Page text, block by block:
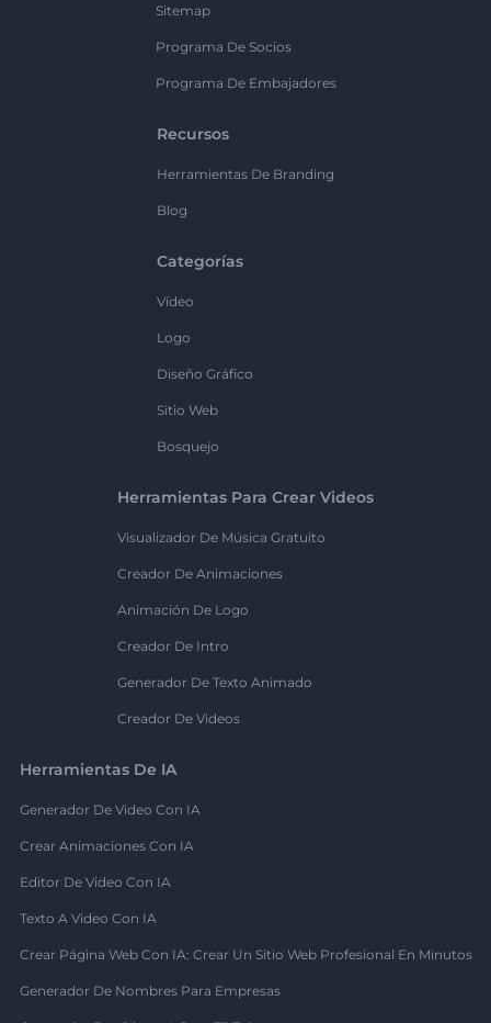
Sitemap
Programa De Socios
Programa De Embajadores
Recursos
Herramientas De Branding
Blog
Categorías
Vídeo
Logo
Diseño Gráfico
Sitio Web
Bosquejo
Herramientas Para Crear Videos
Visualizador De Música Gratuito
Creador De Animaciones
Animación De Logo
Creador De Intro
Generador De Texto Animado
Creador De Videos
Herramientas De IA
Generador De Video Con IA
Crear Animaciones Con IA
Editor De Video Con IA
Texto A Video Con IA
Crear Página Web Con IA: Crear Un Sitio Web Profesional En Minutos
Generador De Nombres Para Empresas